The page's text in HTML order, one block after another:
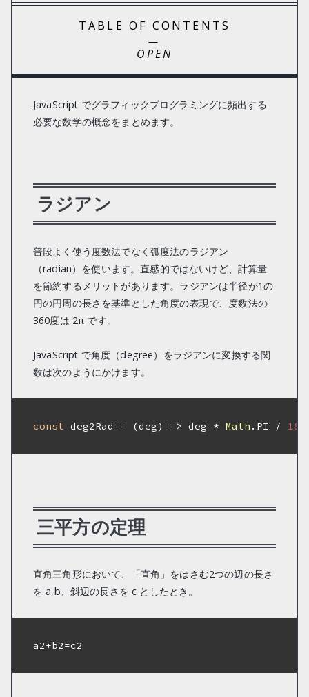
TABLE OF CONTENTS
ー
JavaScript でグラフィックプログラミングに頻出する
必要な数学の概念をまとめます。
ラジアン
普段よく使う度数法でなく弧度法のラジアン
（radian）を使います。直感的ではないけど、計算量
を節約するメリットがあります。ラジアンは半径が1の
円の円周の長さを基準とした角度の表現で、度数法の
360度は 2π です。
JavaScript で角度（degree）をラジアンに変換する関
数は次のようにかけます。
const deg2Rad = (deg) => deg * Math .PI / 180
三平方の定理
直角三角形において、「直角」をはさむ2つの辺の長さ
を a,b、斜辺の長さを c としたとき。
a2+b2=c2